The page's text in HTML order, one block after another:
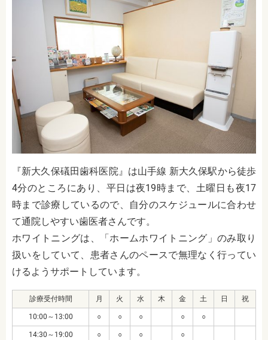
『新大久保礒田歯科医院』は山手線 新大久保駅から徒歩
4分のところにあり、 平日は夜19時まで、土曜日も夜17
時まで診療しているので、自分のスケジュールに合わせ
て通院しやすい歯医者さんです。
ホワイトニングは、「ホームホワイトニング」のみ取り
扱いをしていて、患者さんのペースで無理なく行ってい
けるようサポートしています。
診療受付時間 月 火 水 木 金 土 日 祝
10:00～13:00 ○ ○ ○ ○ ○
14:30～19:00 ○ ○ ○ ○